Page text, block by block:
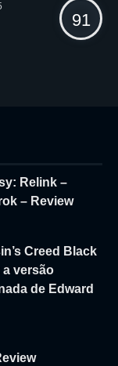
91
Relink –
– Review
Creed Black
a versão
de Edward